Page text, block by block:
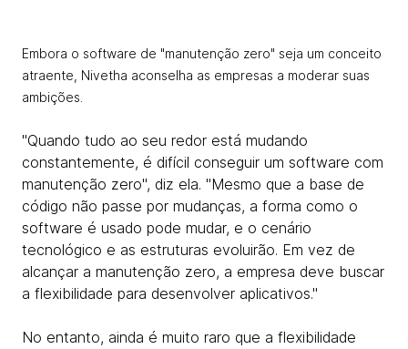
Embora o software de "manutenção zero" seja um conceito
atraente, Nivetha aconselha as empresas a moderar suas
ambições.
"Quando tudo ao seu redor está mudando
constantemente, é difícil conseguir um software com
manutenção zero", diz ela. "Mesmo que a base de
código não passe por mudanças, a forma como o
software é usado pode mudar, e o cenário
tecnológico e as estruturas evoluirão. Em vez de
alcançar a manutenção zero, a empresa deve buscar
a flexibilidade para desenvolver aplicativos."
No entanto, ainda é muito raro que a flexibilidade